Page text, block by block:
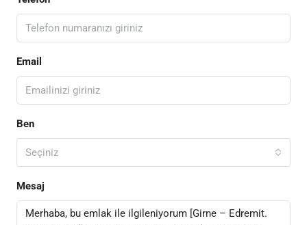
Email
Ben
Seçiniz
Mesaj